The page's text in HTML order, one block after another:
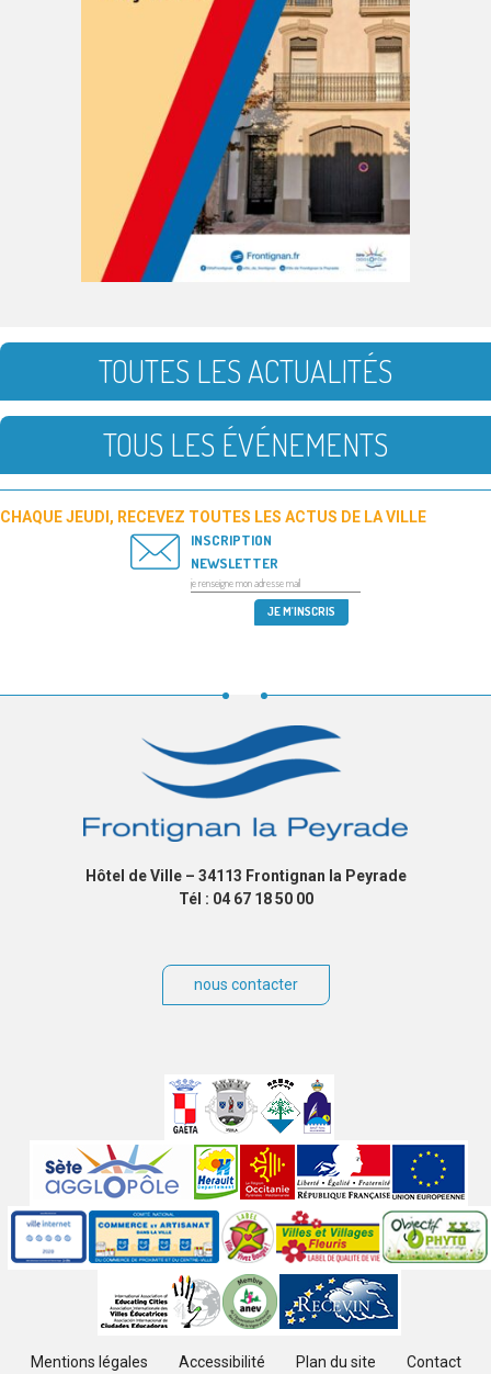
TOUTES LES ACTUALITÉS
TOUS LES ÉVÉNEMENTS
CHAQUE JEUDI, RECEVEZ TOUTES LES ACTUS DE LA VILLE
INSCRIPTION
NEWSLETTER
Hôtel de Ville – 34113 Frontignan la Peyrade
Tél : 04 67 18 50 00
nous contacter
partenaires
Labels
Mentions légales Accessibilité Plan du site Contact